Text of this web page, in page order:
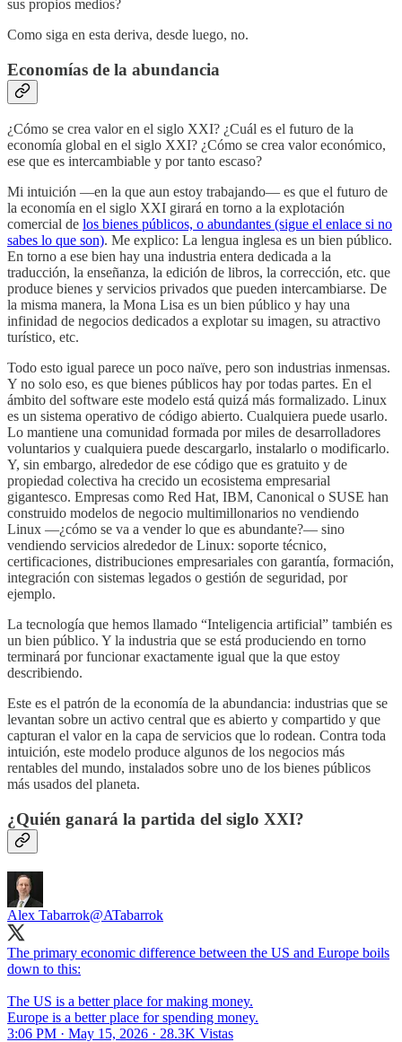
sus propios medios?
Como siga en esta deriva, desde luego, no.
Economías de la abundancia
¿Cómo se crea valor en el siglo XXI? ¿Cuál es el futuro de la
economía global en el siglo XXI? ¿Cómo se crea valor económico,
ese que es intercambiable y por tanto escaso?
Mi intuición —en la que aun estoy trabajando— es que el futuro de
la economía en el siglo XXI girará en torno a la explotación
comercial de los bienes públicos, o abundantes (sigue el enlace si no
sabes lo que son). Me explico: La lengua inglesa es un bien público.
En torno a ese bien hay una industria entera dedicada a la
traducción, la enseñanza, la edición de libros, la corrección, etc. que
produce bienes y servicios privados que pueden intercambiarse. De
la misma manera, la Mona Lisa es un bien público y hay una
infinidad de negocios dedicados a explotar su imagen, su atractivo
turístico, etc.
Todo esto igual parece un poco naïve, pero son industrias inmensas.
Y no solo eso, es que bienes públicos hay por todas partes. En el
ámbito del software este modelo está quizá más formalizado. Linux
es un sistema operativo de código abierto. Cualquiera puede usarlo.
Lo mantiene una comunidad formada por miles de desarrolladores
voluntarios y cualquiera puede descargarlo, instalarlo o modificarlo.
Y, sin embargo, alrededor de ese código que es gratuito y de
propiedad colectiva ha crecido un ecosistema empresarial
gigantesco. Empresas como Red Hat, IBM, Canonical o SUSE han
construido modelos de negocio multimillonarios no vendiendo
Linux —¿cómo se va a vender lo que es abundante?— sino
vendiendo servicios alrededor de Linux: soporte técnico,
certificaciones, distribuciones empresariales con garantía, formación,
integración con sistemas legados o gestión de seguridad, por
ejemplo.
La tecnología que hemos llamado “Inteligencia artificial” también es
un bien público. Y la industria que se está produciendo en torno
terminará por funcionar exactamente igual que la que estoy
describiendo.
Este es el patrón de la economía de la abundancia: industrias que se
levantan sobre un activo central que es abierto y compartido y que
capturan el valor en la capa de servicios que lo rodean. Contra toda
intuición, este modelo produce algunos de los negocios más
rentables del mundo, instalados sobre uno de los bienes públicos
más usados del planeta.
¿Quién ganará la partida del siglo XXI?
Alex Tabarrok@ATabarrok
The primary economic difference between the US and Europe boils
down to this:
The US is a better place for making money.
Europe is a better place for spending money.
3:06 PM · May 15, 2026 · 28.3K Vistas